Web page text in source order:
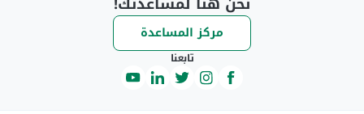
مركز المساعدة
تابعنا